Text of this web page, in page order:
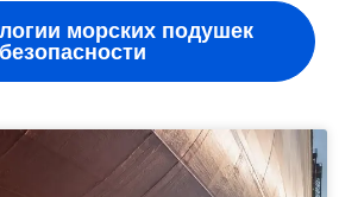
морских подушек
безопасности